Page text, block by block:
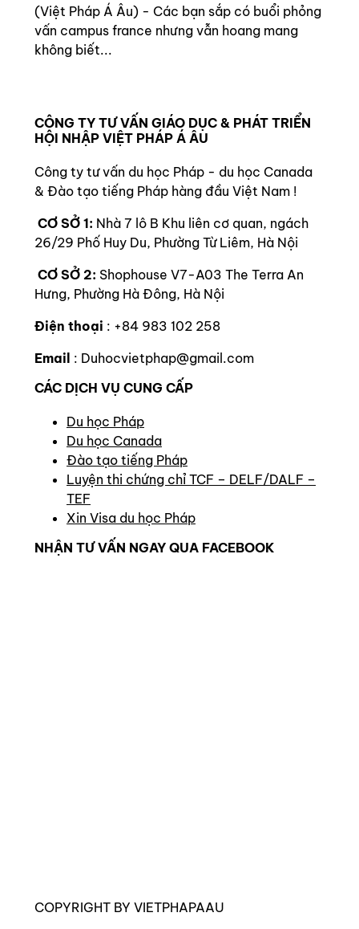
(Việt Pháp Á Âu) - Các bạn sắp có buổi phỏng
vấn campus france nhưng vẫn hoang mang
không biết...
CÔNG TY TƯ VẤN GIÁO DỤC & PHÁT TRIỂN
HỘI NHẬP VIỆT PHÁP Á ÂU
Công ty tư vấn du học Pháp - du học Canada
& Đào tạo tiếng Pháp hàng đầu Việt Nam !
CƠ SỞ 1: Nhà 7 lô B Khu liên cơ quan, ngách
26/29 Phố Huy Du, Phường Từ Liêm, Hà Nội
CƠ SỞ 2: Shophouse V7-A03 The Terra An
Hưng, Phường Hà Đông, Hà Nội
Điện thoại : +84 983 102 258
Email : Duhocvietphap@gmail.com
CÁC DỊCH VỤ CUNG CẤP
Du học Pháp
Du học Canada
Đào tạo tiếng Pháp
Luyện thi chứng chỉ TCF – DELF/DALF –
TEF
Xin Visa du học Pháp
NHẬN TƯ VẤN NGAY QUA FACEBOOK
COPYRIGHT BY VIETPHAPAAU